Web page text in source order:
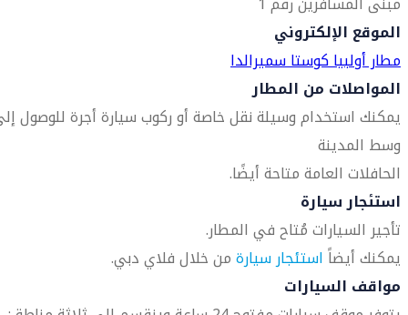
الموقع الإلكتروني
مطار أولبيا كوستا سميرالدا
المواصلات من المطار
يمكنك استخدام وسيلة نقل خاصة أو ركوب سيارة أجرة للوصول
وسط المدينة
الحافلات العامة متاحة أيضًا.
استئجار سيارة
تأجير السيارات مُتاح في المطار.
يمكنك أيضاًاستئجار سيارةمن خلال فلاي دبي.
مواقف السيارات